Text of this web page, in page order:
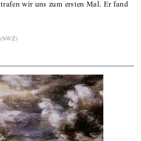
wir uns zum ersten Mal. Er fand